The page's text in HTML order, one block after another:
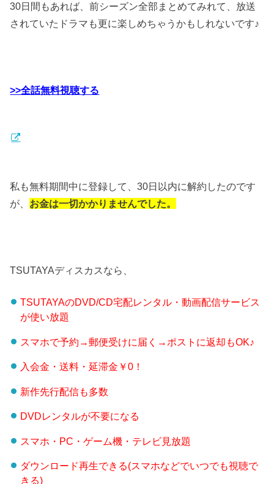
30日間もあれば、前シーズン全部まとめてみれて、放送
されていたドラマも更に楽しめちゃうかもしれないです♪
>>全話無料視聴する
私も無料期間中に登録して、30日以内に解約したのです
が、 お金は一切かかりませんでした。
TSUTAYAディスカスなら、
TSUTAYAのDVD/CD宅配レンタル・動画配信サービス
が使い放題
スマホで予約→郵便受けに届く→ポストに返却もOK♪
入会金・送料・延滞金￥0！
新作先行配信も多数
DVDレンタルが不要になる
スマホ・PC・ゲーム機・テレビ見放題
ダウンロード再生できる(スマホなどでいつでも視聴で
きる)